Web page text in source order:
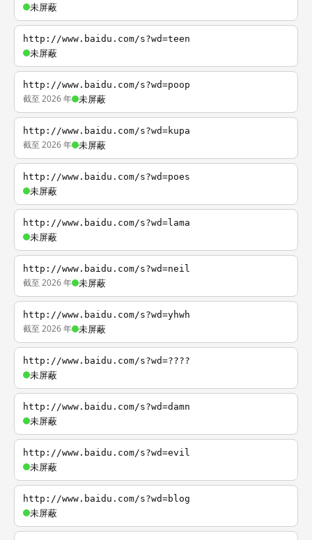
未屏蔽
http://www.baidu.com/s?wd=teen
未屏蔽
http://www.baidu.com/s?wd=poop
截至 2026 年 未屏蔽
http://www.baidu.com/s?wd=kupa
截至 2026 年 未屏蔽
http://www.baidu.com/s?wd=poes
未屏蔽
http://www.baidu.com/s?wd=lama
未屏蔽
http://www.baidu.com/s?wd=neil
截至 2026 年 未屏蔽
http://www.baidu.com/s?wd=yhwh
截至 2026 年 未屏蔽
http://www.baidu.com/s?wd=????
未屏蔽
http://www.baidu.com/s?wd=damn
未屏蔽
http://www.baidu.com/s?wd=evil
未屏蔽
http://www.baidu.com/s?wd=blog
未屏蔽